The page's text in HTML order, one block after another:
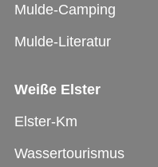
Mulde-Camping
Mulde-Literatur
Weiße Elster
Elster-Km
Wassertourismus